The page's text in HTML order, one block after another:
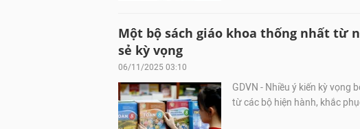
Một bộ sách giáo khoa thống nhất từ
sẻ kỳ vọng
06/11/2025 03:10
GDVN - Nhiều ý kiến kỳ vọng
từ các bộ hiện hành, khắc